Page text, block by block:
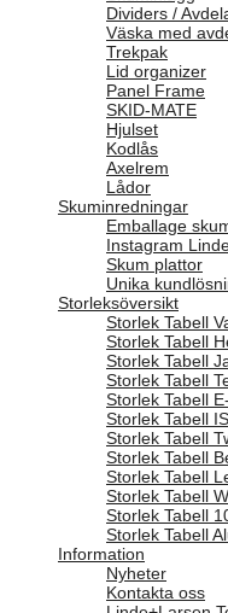
Dividers /
Väska med
Trekpak
Lid organizer
Panel Frame
SKID-MATE
Hjulset
Kodlås
Axelrem
Lådor
Skuminredningar
Emballage
Instagram
Skum plattor
Unika
Storleksöversikt
Storlek Tabell
Storlek Tabell
Storlek Tabell
Storlek Tabell
Storlek Tabell
Storlek Tabell
Storlek Tabell
Storlek Tabell
Storlek Tabell
Storlek Tabell
Storlek Tabell
Storlek Tabell
Information
Nyheter
Kontakta oss